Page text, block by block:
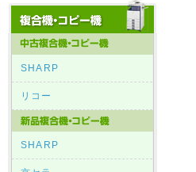
SHARP
リコー
SHARP